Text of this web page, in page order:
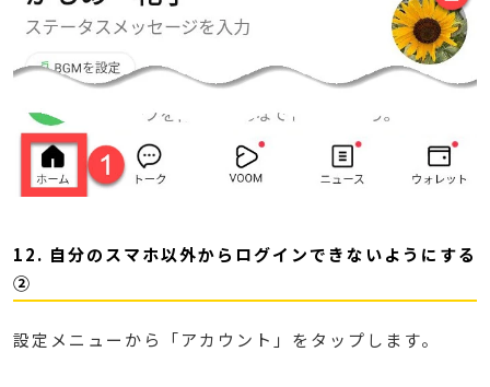
12. 自分のスマホ以外からログインできないようにする
②
設定メニューから「アカウント」をタップします。